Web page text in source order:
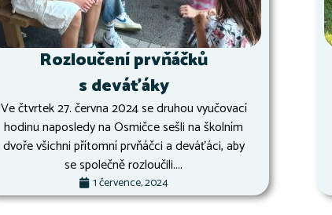
Rozloučení prvňáčků
s deváťáky
Ve čtvrtek 27. června 2024 se druhou vyučovací
hodinu naposledy na Osmičce sešli na školním
dvoře všichni přítomní prvňáčci a deváťáci, aby
se společně rozloučili....
1 července, 2024